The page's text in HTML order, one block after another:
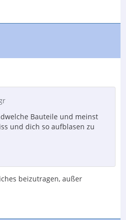
Bauteile und meinst
und dich so aufblasen zu
beizutragen, außer